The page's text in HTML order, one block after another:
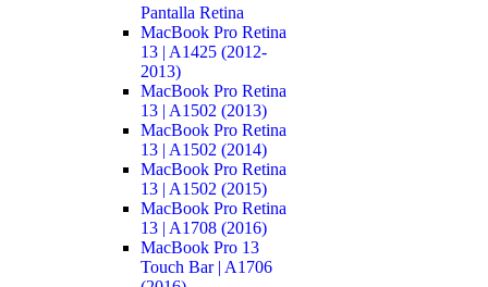
Pantalla Retina
MacBook Pro Retina
13 | A1425 (2012-
2013)
MacBook Pro Retina
13 | A1502 (2013)
MacBook Pro Retina
13 | A1502 (2014)
MacBook Pro Retina
13 | A1502 (2015)
MacBook Pro Retina
13 | A1708 (2016)
MacBook Pro 13
Touch Bar | A1706